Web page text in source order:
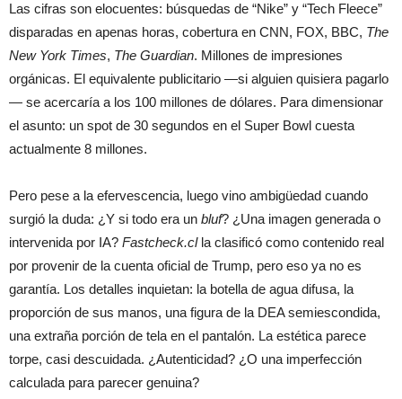
Las cifras son elocuentes: búsquedas de “Nike” y “Tech Fleece”
disparadas en apenas horas, cobertura en CNN, FOX, BBC, The
New York Times, The Guardian. Millones de impresiones
orgánicas. El equivalente publicitario —si alguien quisiera pagarlo
— se acercaría a los 100 millones de dólares. Para dimensionar
el asunto: un spot de 30 segundos en el Super Bowl cuesta
actualmente 8 millones.
Pero pese a la efervescencia, luego vino ambigüedad cuando
surgió la duda: ¿Y si todo era un bluf? ¿Una imagen generada o
intervenida por IA? Fastcheck.clla clasificó como contenido real
por provenir de la cuenta oficial de Trump, pero eso ya no es
garantía. Los detalles inquietan: la botella de agua difusa, la
proporción de sus manos, una figura de la DEA semiescondida,
una extraña porción de tela en el pantalón. La estética parece
torpe, casi descuidada. ¿Autenticidad? ¿O una imperfección
calculada para parecer genuina?